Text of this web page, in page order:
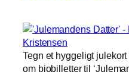
Tegn et hyggeligt
om biobilletter til